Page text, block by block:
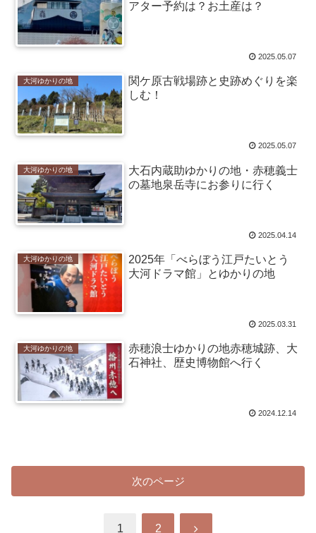
アター予約は？お土産は？
2025.05.07
大河ゆかりの地
関ケ原古戦場跡と史跡めぐりを楽
しむ！
2025.05.07
大河ゆかりの地
大石内蔵助ゆかりの地・赤穂義士
の墓地泉岳寺にお参りに行く
2025.04.14
大河ゆかりの地
2025年「べらぼう江戸たいとう
大河ドラマ館」とゆかりの地
2025.03.31
大河ゆかりの地
赤穂浪士ゆかりの地赤穂城跡、大
石神社、歴史博物館へ行く
2024.12.14
次のページ
1 2 次